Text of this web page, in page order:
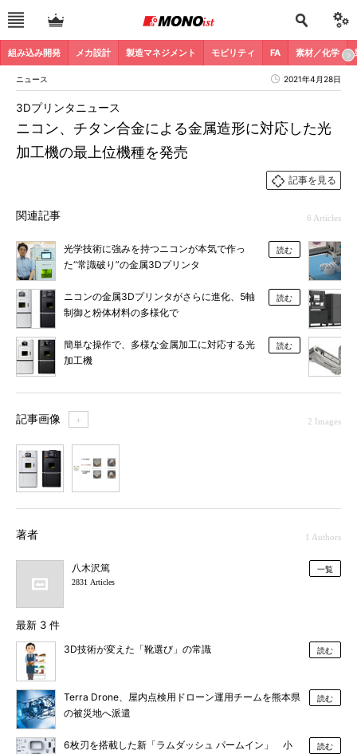
組み込み開発 メカ設計 製造マネジメント モビリティ FA 素材／化学
ニュース 2021年4月28日
ニコン、チタン合金による金属造形に対応した光
加工機の最上位機種を発売
3Dプリンタニュース
記事を見る
関連記事 6 Articles
光学技術に強みを持つニコンが本気で作っ
た“常識破り”の金属3Dプリンタ
読む
ニコンの金属3Dプリンタがさらに進化、5軸
制御と粉体材料の多様化で
読む
簡単な操作で、多様な金属加工に対応する光
加工機
読む
記事画像 ＋ 2 Images
著者 1 Authors
八木沢篤
2831 Articles
一覧
最新 3 件
3D技術が変えた「靴選び」の常識 読む
Terra Drone、屋内点検用ドローン運用チームを熊本県
の被災地へ派遣
読む
6枚刃を搭載した新「ラムダッシュ パームイン」 小
読む